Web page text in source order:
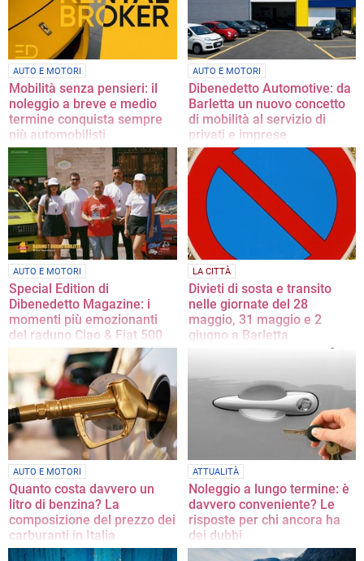
AUTO E MOTORI
Mobilità senza pensieri: il
noleggio a breve e medio
termine conquista sempre
più automobilisti
Con la promozione 6+1 noleggi
un'auto per 6 giorni e il 7° giorno è
gratuito
AUTO E MOTORI
Dibenedetto Automotive: da
Barletta un nuovo concetto
di mobilità al servizio di
privati e imprese
Professionalità, innovazione e
assistenza completa: il modello
vincente di Dibenedetto Automotive
AUTO E MOTORI
Special Edition di
Dibenedetto Magazine: i
momenti più emozionanti
del raduno Ciao & Fiat 500
Le foto e il video dell'evento del 7
giugno
LA CITTÀ
Divieti di sosta e transito
nelle giornate del 28
maggio, 31 maggio e 2
giugno a Barletta
Pastore
AUTO E MOTORI
Quanto costa davvero un
litro di benzina? La
composizione del prezzo dei
carburanti in Italia
Un approfondimento a cura di
ATTUALITÀ
Noleggio a lungo termine: è
davvero conveniente? Le
risposte per chi ancora ha
dei dubbi
Ad oggi il servizio di noleggio è